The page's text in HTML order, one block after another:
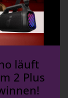
läuft
2 Plus